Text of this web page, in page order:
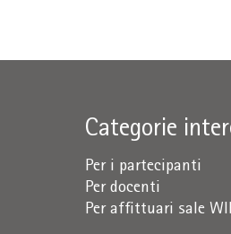
Categorie
Per i partecipanti
Per docenti
Per affittuari sale